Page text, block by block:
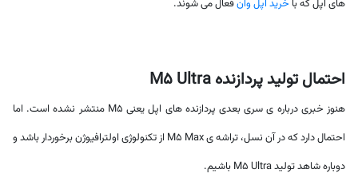
های اپل که با خرید اپل وانفعال می شوند.
احتمال تولید پردازنده M5 Ultra
هنوز خبری درباره ی سری بعدی پردازنده های اپل یعنی M5 منتشر نشده است. اما
احتمال دارد که در آن نسل، تراشه ی M5 Max از تکنولوژی اولترافیوژن برخوردار باشد و
دوباره شاهد تولید M5 Ultra باشیم.